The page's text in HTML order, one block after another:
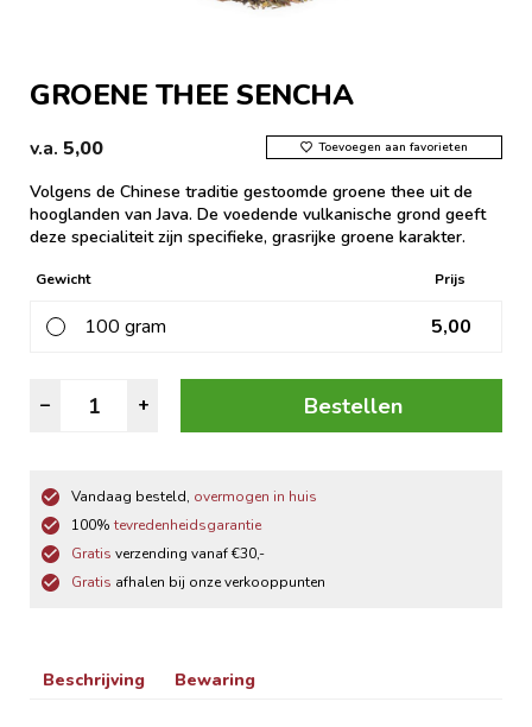
GROENE THEE SENCHA
v.a. 5,00 Toevoegen aan favorieten
Volgens de Chinese traditie gestoomde groene thee uit de
hooglanden van Java. De voedende vulkanische grond geeft
deze specialiteit zijn specifieke, grasrijke groene karakter.
Gewicht Prijs
100 gram 5,00
–
Groene
Thee
+ Bestellen
Vandaag besteld, overmogen in huis
100% tevredenheidsgarantie
Gratis verzending vanaf €30,-
Gratis afhalen bij onze verkooppunten
Beschrijving Bewaring